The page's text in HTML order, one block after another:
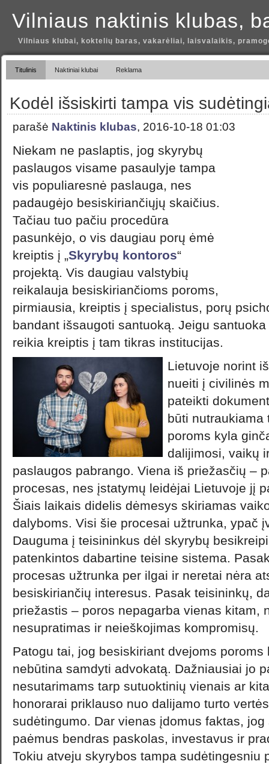
Vilniaus naktinis klubas,
Vilniaus klubai, koktelių baras, vakarėliai, laisvalaikis,
Titulinis Naktiniai klubai Reklama
Kodėl išsiskirti tampa vis
parašė Naktinis klubas, 2016-10-18 01:03
Niekam ne paslaptis, jog skyrybų
paslaugos visame pasaulyje tampa
vis populiaresnė paslauga, nes
padaugėjo besiskiriančiųjų skaičius.
Tačiau tuo pačiu procedūra
pasunkėjo, o vis daugiau porų ėmė
kreiptis į „Skyrybų kontoros“
projektą. Vis daugiau valstybių
reikalauja besiskiriančioms poroms,
pirmiausia, kreiptis į specialistus, porų
bandant išsaugoti santuoką. Jeigu
reikia kreiptis į tam tikras institucijas.
Lietuvoje norint
nueiti į civilinės
pateikti
būti nutraukiama
poroms kyla
dalijimosi, vaikų
paslaugos pabrango. Viena iš priežasčių –
procesas, nes įstatymų leidėjai Lietuvoje jį
Šiais laikais didelis dėmesys skiriamas
dalyboms. Visi šie procesai užtrunka, ypač
Dauguma į teisininkus dėl skyrybų
patenkintos dabartine teisine sistema.
procesas užtrunka per ilgai ir neretai nėra
besiskiriančių interesus. Pasak teisininkų,
priežastis – poros nepagarba vienas kitam,
nesupratimas ir neieškojimas kompromisų.
Patogu tai, jog besiskiriant dvejoms poroms
nebūtina samdyti advokatą. Dažniausiai jo
nesutarimams tarp sutuoktinių vienais ar
honorarai priklauso nuo dalijamo turto
sudėtingumo. Dar vienas įdomus faktas,
paėmus bendras paskolas, investavus ir
Tokiu atveju skyrybos tampa sudėtingesniu